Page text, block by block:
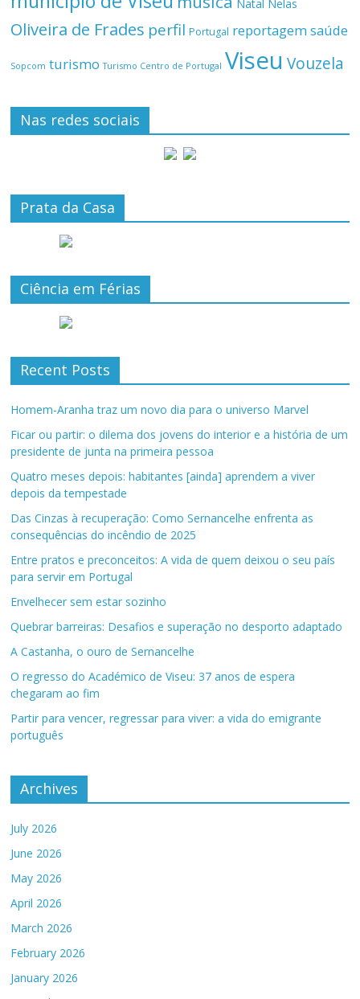
Natal Nelas
Oliveira de Frades perfil Portugal reportagemsaúde
Sopcom turismo Turismo Centro de Portugal Viseu Vouzela
Nas redes sociais
Prata da Casa
Ciência em Férias
Recent Posts
Homem-Aranha traz um novo dia para o universo Marvel
Ficar ou partir: o dilema dos jovens do interior e a história de um
presidente de junta na primeira pessoa
Quatro meses depois: habitantes [ainda] aprendem a viver
depois da tempestade
Das Cinzas à recuperação: Como Sernancelhe enfrenta as
consequências do incêndio de 2025
Entre pratos e preconceitos: A vida de quem deixou o seu país
para servir em Portugal
Envelhecer sem estar sozinho
Quebrar barreiras: Desafios e superação no desporto adaptado
A Castanha, o ouro de Sernancelhe
O regresso do Académico de Viseu: 37 anos de espera
chegaram ao fim
Partir para vencer, regressar para viver: a vida do emigrante
português
Archives
July 2026
June 2026
May 2026
April 2026
March 2026
February 2026
January 2026